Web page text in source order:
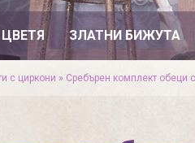
ЦВЕТЯ ЗЛАТНИ БИЖУТА
с циркони » Сребърен комплект обеци